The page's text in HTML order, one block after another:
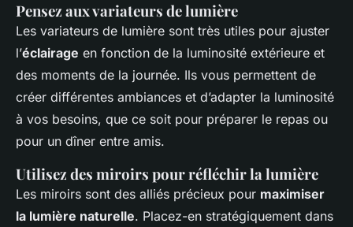
Pensez aux variateurs de lumière
Les variateurs de lumière sont très utiles pour ajuster
l’éclairage en fonction de la luminosité extérieure et
des moments de la journée. Ils vous permettent de
créer différentes ambiances et d’adapter la luminosité
à vos besoins, que ce soit pour préparer le repas ou
pour un dîner entre amis.
Utilisez des miroirs pour réfléchir la lumière
Les miroirs sont des alliés précieux pour maximiser
la lumière naturelle. Placez-en stratégiquement dans